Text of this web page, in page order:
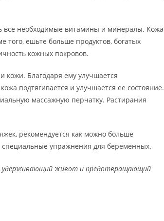
все необходимые витамины и минералы. Кожа
того, ешьте больше продуктов, богатых
кожных покровов.
кожи. Благодаря ему улучшается
подтягивается и улучшается ее состояние.
массажную перчатку. Растирания
рекомендуется как можно больше
упражнения для беременных.
удерживающий живот и предотвращающий